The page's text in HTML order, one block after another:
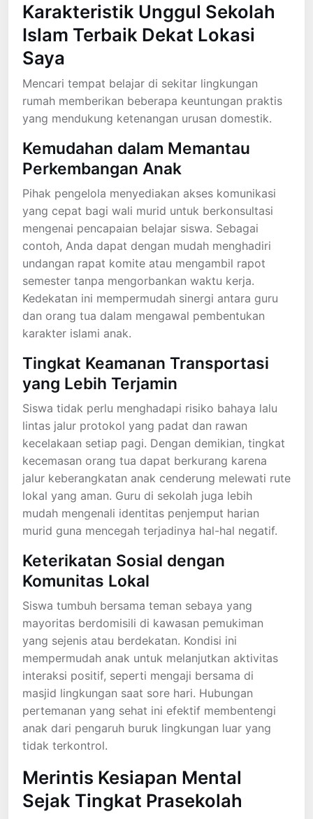
Karakteristik Unggul Sekolah
Islam Terbaik Dekat Lokasi
Saya
Mencari tempat belajar di sekitar lingkungan
rumah memberikan beberapa keuntungan praktis
yang mendukung ketenangan urusan domestik.
Kemudahan dalam Memantau
Perkembangan Anak
Pihak pengelola menyediakan akses komunikasi
yang cepat bagi wali murid untuk berkonsultasi
mengenai pencapaian belajar siswa. Sebagai
contoh, Anda dapat dengan mudah menghadiri
undangan rapat komite atau mengambil rapot
semester tanpa mengorbankan waktu kerja.
Kedekatan ini mempermudah sinergi antara guru
dan orang tua dalam mengawal pembentukan
karakter islami anak.
Tingkat Keamanan Transportasi
yang Lebih Terjamin
Siswa tidak perlu menghadapi risiko bahaya lalu
lintas jalur protokol yang padat dan rawan
kecelakaan setiap pagi. Dengan demikian, tingkat
kecemasan orang tua dapat berkurang karena
jalur keberangkatan anak cenderung melewati rute
lokal yang aman. Guru di sekolah juga lebih
mudah mengenali identitas penjemput harian
murid guna mencegah terjadinya hal-hal negatif.
Keterikatan Sosial dengan
Komunitas Lokal
Siswa tumbuh bersama teman sebaya yang
mayoritas berdomisili di kawasan pemukiman
yang sejenis atau berdekatan. Kondisi ini
mempermudah anak untuk melanjutkan aktivitas
interaksi positif, seperti mengaji bersama di
masjid lingkungan saat sore hari. Hubungan
pertemanan yang sehat ini efektif membentengi
anak dari pengaruh buruk lingkungan luar yang
tidak terkontrol.
Merintis Kesiapan Mental
Sejak Tingkat Prasekolah